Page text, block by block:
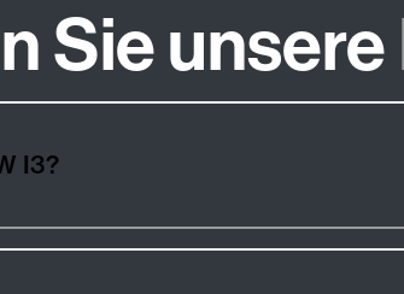
Sie unsere
I3?